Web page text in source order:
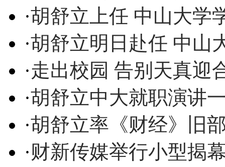
·胡舒立上任 中山大学
·胡舒立明日赴任 中山
·走出校园 告别天真迎
·胡舒立中大就职演讲
·胡舒立率《财经》旧
·财新传媒举行小型揭